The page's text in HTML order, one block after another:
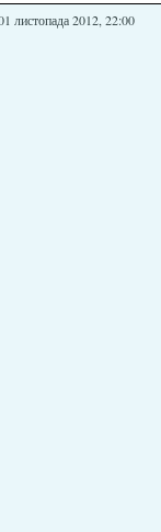
листопада 2012, 22:00